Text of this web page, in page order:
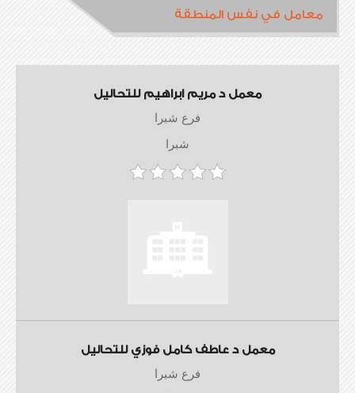
معامل في نفس المنطقة
معمل د مريم ابراهيم للتحاليل
فرع شبرا
شبرا
معمل د عاطف كامل فوزي للتحاليل
فرع شبرا